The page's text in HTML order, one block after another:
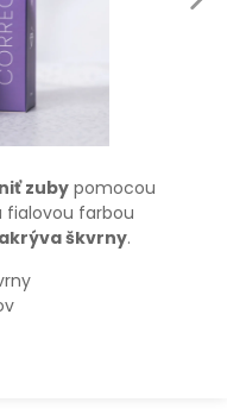
zuby pomocou
fialovou farbou
škvrny.